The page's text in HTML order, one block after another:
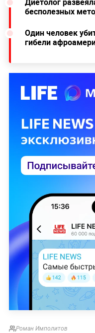
бесполезных
Один человек
гибели
Роман Имполитов